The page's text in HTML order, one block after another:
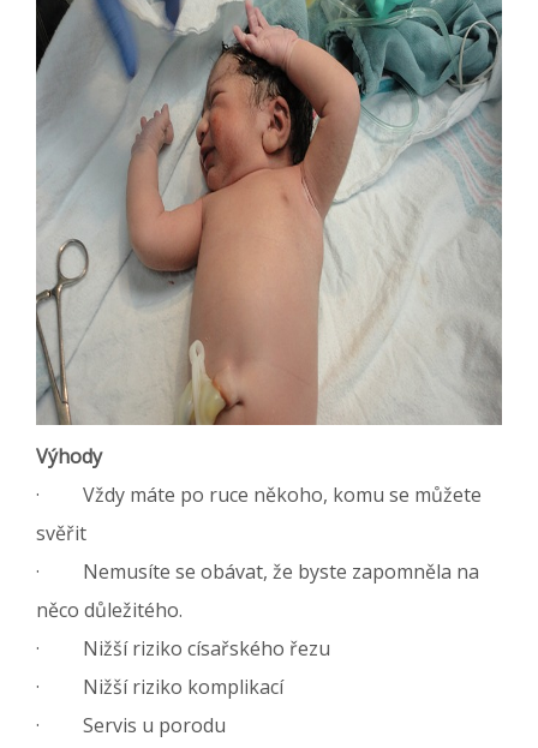
Výhody
· Vždy máte po ruce někoho, komu se můžete
svěřit
· Nemusíte se obávat, že byste zapomněla na
něco důležitého.
· Nižší riziko císařského řezu
· Nižší riziko komplikací
· Servis u porodu